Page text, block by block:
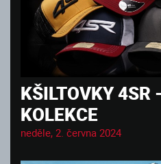
KŠILTOVKY 4SR
KOLEKCE
neděle, 2. června 2024